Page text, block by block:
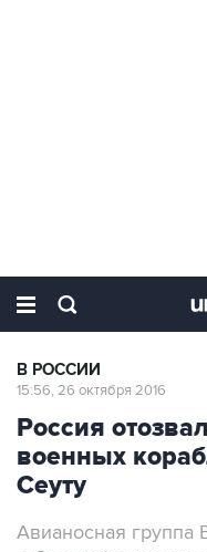
В РОССИИ
15:56, 26 октября 2016
Россия
военных
Сеуту
Авианосная